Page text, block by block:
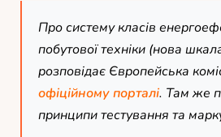
Про систему класів
побутової техніки (нова
розповідає Європейська
офіційному порталі. Там же
принципи тестування та